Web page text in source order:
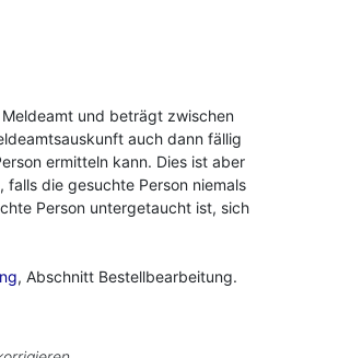
und beträgt zwischen
auch dann fällig
ermitteln kann. Dies ist aber
die gesuchte Person niemals
Person untergetaucht ist, sich
, Abschnitt Bestellbearbeitung.